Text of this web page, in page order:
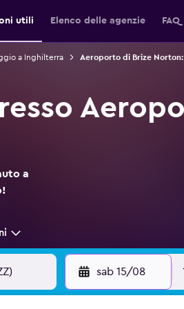
utili Elenco delle agenzie FAQ
a Inghilterra Aeroporto di Brize
a
sab 15/08